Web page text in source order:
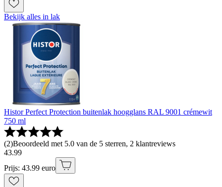
Bekijk alles in lak
Histor Perfect Protection buitenlak hoogglans RAL 9001 crémewit
750 ml
(2)Beoordeeld met 5.0 van de 5 sterren, 2 klantreviews
43.99
Prijs: 43.99 euro